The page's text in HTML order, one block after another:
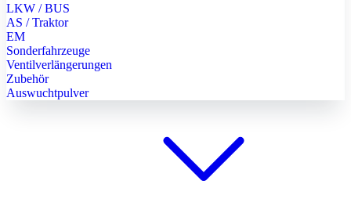
LKW / BUS
AS / Traktor
EM
Sonderfahrzeuge
Ventilverlängerungen
Zubehör
Auswuchtpulver